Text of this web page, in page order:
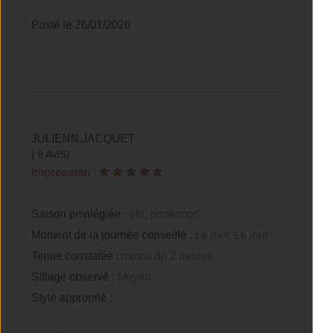
Posté le 26/01/2026
JULIENN.JACQUET
( 8 AVIS)
Impression :
Saison privilégiée : été, printemps
Moment de la journée conseillé :
Le jour, Le jour
Tenue constatée :
moins de 2 heures
Sillage observé : Moyen
Style approprié :